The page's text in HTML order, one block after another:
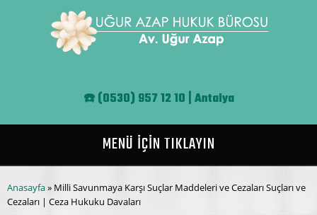
☎️(0530) 957 12 10 | Antalya
MENÜ İÇİN TIKLAYIN
Buradasınız
Anasayfa» Milli Savunmaya Karşı Suçlar Maddeleri ve Cezaları Suçları ve
Cezaları | Ceza Hukuku Davaları